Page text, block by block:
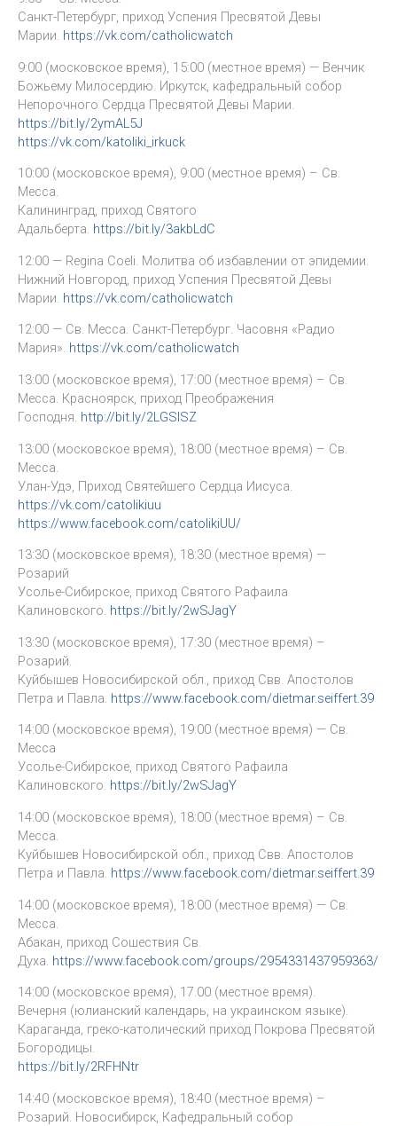
Санкт-Петербург, приход Успения Пресвятой Девы
Марии. https://vk.com/catholicwatch
9:00 (московское время), 15:00 (местное время) — Венчик
Божьему Милосердию. Иркутск, кафедральный собор
Непорочного Сердца Пресвятой Девы Марии.
https://bit.ly/2ymAL5J
https://vk.com/katoliki_irkuck
10:00 (московское время), 9:00 (местное время) – Св.
Месса.
Калининград, приход Святого
Адальберта. https://bit.ly/3akbLdC
12:00 — Regina Coeli. Молитва об избавлении от эпидемии.
Нижний Новгород, приход Успения Пресвятой Девы
Марии. https://vk.com/catholicwatch
12:00 — Св. Месса. Санкт-Петербург. Часовня «Радио
Мария». https://vk.com/catholicwatch
13:00 (московское время), 17:00 (местное время) – Св.
Месса. Красноярск, приход Преображения
Господня. http://bit.ly/2LGSISZ
13:00 (московское время), 18:00 (местное время) – Св.
Месса.
Улан-Удэ, Приход Святейшего Сердца Иисуса.
https://vk.com/catolikiuu
https://www.facebook.com/catolikiUU/
13:30 (московское время), 18:30 (местное время) —
Розарий
Усолье-Сибирское, приход Святого Рафаила
Калиновского. https://bit.ly/2wSJagY
13:30 (московское время), 17:30 (местное время) –
Розарий.
Куйбышев Новосибирской обл., приход Свв. Апостолов
Петра и Павла. https://www.facebook.com/dietmar.seiffert.39
14:00 (московское время), 19:00 (местное время) — Св.
Месса
Усолье-Сибирское, приход Святого Рафаила
Калиновского. https://bit.ly/2wSJagY
14:00 (московское время), 18:00 (местное время) – Св.
Месса.
Куйбышев Новосибирской обл., приход Свв. Апостолов
Петра и Павла. https://www.facebook.com/dietmar.seiffert.39
14:00 (московское время), 18:00 (местное время) — Св.
Месса.
Абакан, приход Сошествия Св.
Духа. https://www.facebook.com/groups/2954331437959363/
14:00 (московское время), 17.00 (местное время).
Вечерня (юлианский календарь, на украинском языке).
Караганда, греко-католический приход Покрова Пресвятой
Богородицы.
https://bit.ly/2RFHNtr
14:40 (московское время), 18:40 (местное время) –
Розарий. Новосибирск, Кафедральный собор